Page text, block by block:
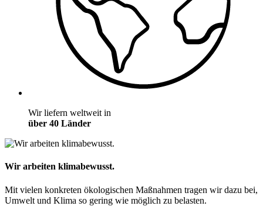
Wir liefern weltweit in
über 40 Länder
Wir arbeiten klimabewusst.
Mit vielen konkreten ökologischen Maßnahmen tragen wir dazu bei,
Umwelt und Klima so gering wie möglich zu belasten.